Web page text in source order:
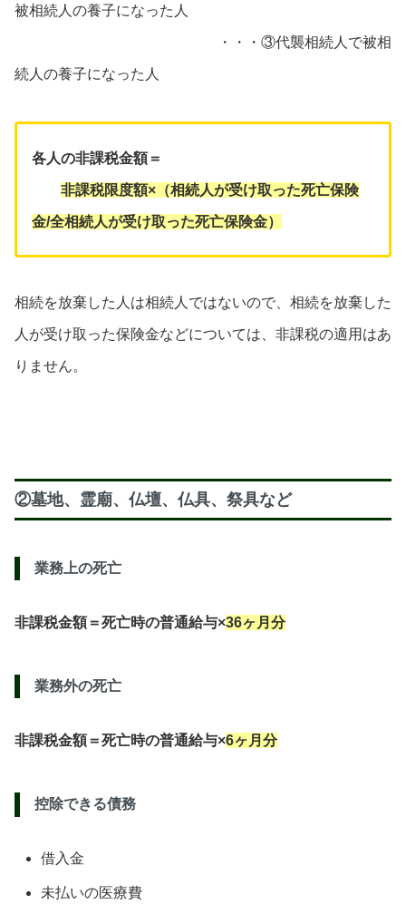
被相続人の養子になった人
・・・③代襲相続人で被相
続人の養子になった人
各人の非課税金額＝
非課税限度額×（相続人が受け取った死亡保険
金/全相続人が受け取った死亡保険金）
相続を放棄した人は相続人ではないので、相続を放棄した
人が受け取った保険金などについては、非課税の適用はあ
りません。
②墓地、霊廟、仏壇、仏具、祭具など
業務上の死亡
非課税金額＝死亡時の普通給与×36ヶ月分
業務外の死亡
非課税金額＝死亡時の普通給与×6ヶ月分
控除できる債務
借入金
未払いの医療費